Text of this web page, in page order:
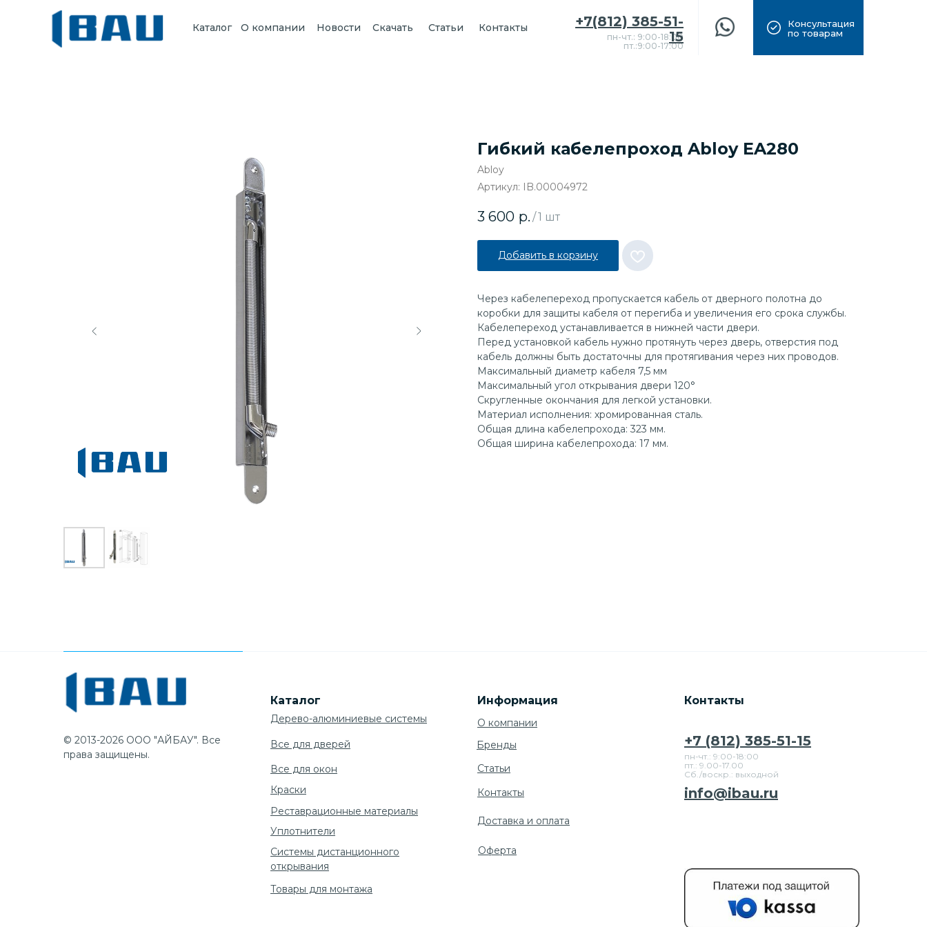
Консультация
по товарам
пн-чт.: 9:00-18:00
пт.:9:00-17:00
+7(812) 385-51-
15
Каталог О компании Новости Статьи Контакты
Скачать
Гибкий кабелепроход Abloy EA280
Abloy
Артикул: IB.00004972
3 600 р. /1 шт
Добавить в корзину
Через кабелепереход пропускается кабель от дверного полотна до
коробки для защиты кабеля от перегиба и увеличения его срока службы.
Кабелепереход устанавливается в нижней части двери.
Перед установкой кабель нужно протянуть через дверь, отверстия под
кабель должны быть достаточны для протягивания через них проводов.
Максимальный диаметр кабеля 7,5 мм
Максимальный угол открывания двери 120°
Скругленные окончания для легкой установки.
Материал исполнения: хромированная сталь.
Общая длина кабелепрохода: 323 мм.
Общая ширина кабелепрохода: 17 мм.
+7 (812) 385-51-15
пн-чт.: 9:00-18:00
пт.: 9.00-17.00
Сб./воскр.: выходной
Каталог Информация Контакты
Дерево-алюминиевые системы
Все для дверей
Все для окон
Товары для монтажа
Реставрационные материалы
Уплотнители
info@ibau.ru
© 2013-2026 ООО "АЙБАУ". Все
права защищены.
О компании
Cтатьи
Контакты
Доставка и оплата
Оферта
Системы дистанционного
открывания
Краски
Бренды